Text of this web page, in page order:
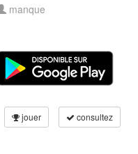
manque
jouer consultez